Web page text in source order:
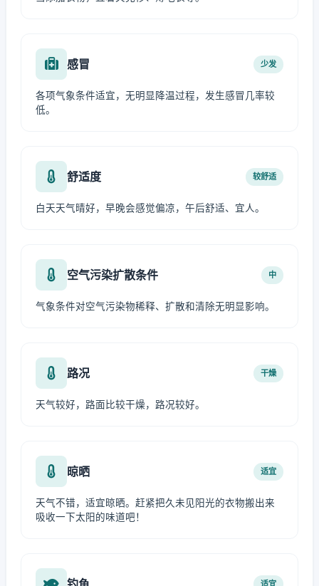
感冒 少发
各项气象条件适宜，无明显降温过程，发生感冒几率较
低。
舒适度 较舒适
白天天气晴好，早晚会感觉偏凉，午后舒适、宜人。
空气污染扩散条件 中
气象条件对空气污染物稀释、扩散和清除无明显影响。
路况 干燥
天气较好，路面比较干燥，路况较好。
晾晒 适宜
天气不错，适宜晾晒。赶紧把久未见阳光的衣物搬出来
吸收一下太阳的味道吧！
适宜